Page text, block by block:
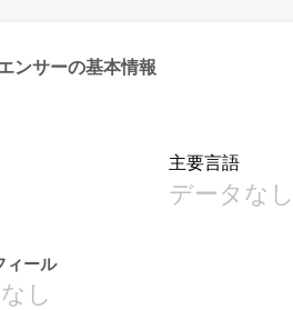
ンサーの基本情報
主要言語
データなし
ィール
し